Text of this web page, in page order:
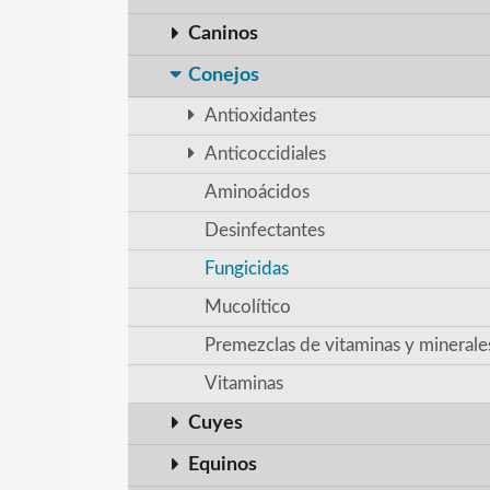
Caninos
Conejos
Antioxidantes
Anticoccidiales
Aminoácidos
Desinfectantes
Fungicidas
Mucolítico
Premezclas de vitaminas y
Vitaminas
Cuyes
Equinos